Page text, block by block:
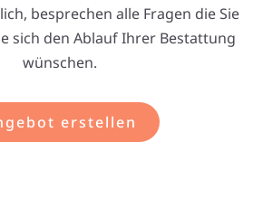
besprechen alle Fragen die Sie
sich den Ablauf Ihrer Bestattung
wünschen.
erstellen